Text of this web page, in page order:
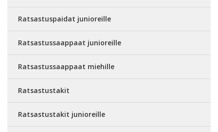
Ratsastuspaidat junioreille
Ratsastussaappaat junioreille
Ratsastussaappaat miehille
Ratsastustakit
Ratsastustakit junioreille